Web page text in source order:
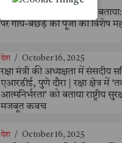
साध्वी शालिनीनंद महाराज ने बताया:
पर गाय-बछड़े की पूजा का विशेष
देश / October 16, 2025
रक्षा मंत्री की अध्यक्षता में संसदीय
एआरडीई, पुणे दौरा | रक्षा क्षेत्र में
आत्मनिर्भरता’ को बताया राष्ट्रीय
मजबूत कवच
देश / October 16, 2025